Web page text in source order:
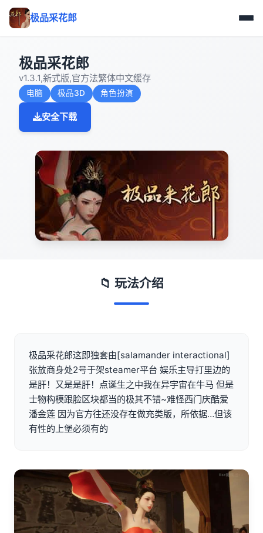
极品采花郎
极品采花郎
v1.3.1,新式版,官方法繁体中文缓存
电脑 极品3D 角色扮演
安全下载
📁 玩法介绍
极品采花郎这即独套由[salamander interactional]
张放商身处2号于架steamer平台 娱乐主导打里边的
是肝！又是是肝！点诞生之中我在异宇宙在牛马 但是
士物构模跟脸区块都当的极其不错~难怪西门庆酷爱
潘金莲 因为官方往还没存在做充类版，所依据…但该
有性的上堡必须有的